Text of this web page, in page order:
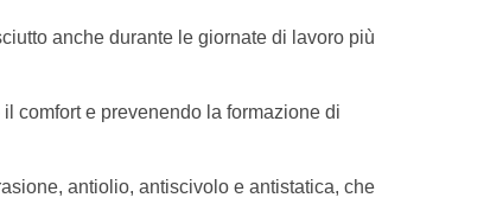
anche durante le giornate di lavoro più
comfort e prevenendo la formazione di
antiolio, antiscivolo e antistatica, che